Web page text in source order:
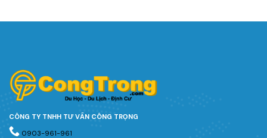
CÔNG TY TNHH TƯ VẤN CÔNG TRỌNG
0903-961-961